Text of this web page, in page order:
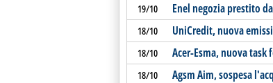
19/10 Enel negozia prestito
18/10 UniCredit, nuova
18/10 Acer-Esma, nuova task
18/10 Agsm Aim, sospesa